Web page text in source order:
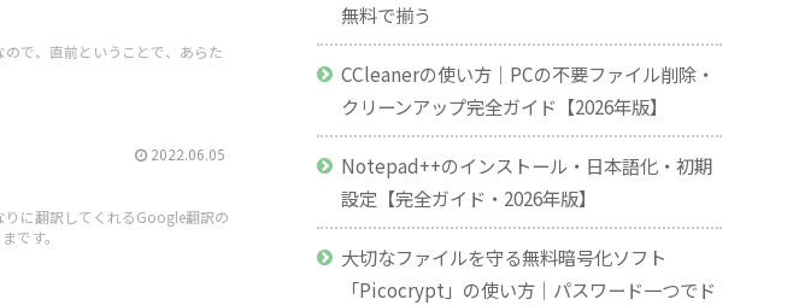
で、直前ということで、あらた
2022.06.05
に翻訳してくれるGoogle翻訳の
です。
無料で揃う
CCleanerの使い方｜PCの不要ファイル削除・
クリーンアップ完全ガイド【2026年版】
Notepad++のインストール・日本語化・初期
設定【完全ガイド・2026年版】
大切なファイルを守る無料暗号化ソフト
「Picocrypt」の使い方｜パスワード一つでド